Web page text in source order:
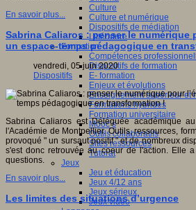
Culture
Culture et numérique
Dispositifs de médiation
Littérature
Formation
Compétences
Dispositifs de formation
E- formation
Enjeux et évolutions
Enseignement supérieur et
Formations hybrides
Formation universitaire
Mooc’s
Outils collaboratifs
Sites ressources
Tutorat
Jeux
Jeu et éducation
Jeux 4/12 ans
Jeux sérieux
Jeux vidéo
En savoir plus...
Sabrina Caliaros : penser le numérique
un espace-temps pédagogique en
vendredi, 05 juin 2020
Dispositifs
Sabrina Caliaros est Déléguée académique
l'Académie de Montpellier. Outils, ressources,
provoqué " un sursaut positif " et de nombreux
s'est donc retrouvée au coeur de l'action. Elle
questions.
En savoir plus...
Les limites des situations d’urgence